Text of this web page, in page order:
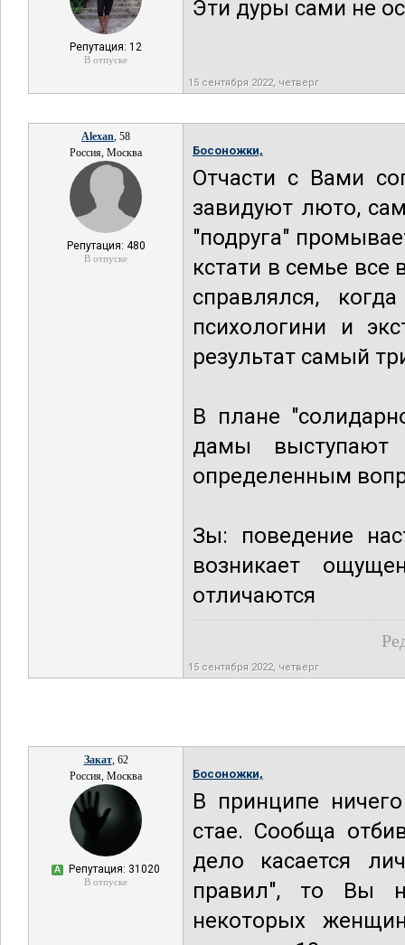
Репутация: 12
В отпуске
Эти дуры сами не
15 сентября 2022, четверг
Alexan, 58
Россия, Москва
Репутация: 480
В отпуске
Босоножки,
Отчасти с Вами
завидуют люто,
"подруга"
кстати в семье все
справлялся,
психологини и
результат самый
В плане
дамы выступают
определенным
Зы: поведение
возникает
отличаются
15 сентября 2022, четверг
Закат, 62
Россия, Москва
А Репутация: 31020
В отпуске
Босоножки,
В принципе
стае. Сообща
дело касается
правил", то Вы
некоторых